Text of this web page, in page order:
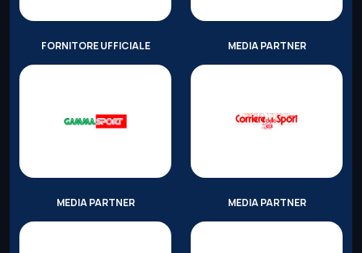
FORNITORE UFFICIALE MEDIA PARTNER
MEDIA PARTNER MEDIA PARTNER